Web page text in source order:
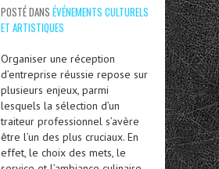
POSTÉ DANS ÉVÉNEMENTS CULTURELS
ET ARTISTIQUES
Organiser une réception
d’entreprise réussie repose sur
plusieu​rs enjeux, parmi
lesquels la sélection d’un
traiteur professionnel s’avère
être l’un des plus cruciaux. En
effet, le choix des mets, le